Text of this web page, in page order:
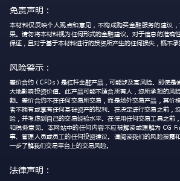
免责声明：
本材料仅反映个人观点和意见，不构成购买金融服务的建议
果。请勿将本材料视为任何形式的金融建议。对于信息的准确
保证，且对于基于本材料进行的投资所产生的任何损失，概不承
风险警示：
差价合约（CFDs）是杠杆金融产品，可能涉及高风险。即使是
大地影响投资价值。此产品可能不适合所有人，您所承担的风
额。差价合约不在任何交易所交易，而是场外交易产品，其价
者不拥有或享有任何基础资产的权利。在决定进行交易之前，
险，并考虑到自己的交易经验水平。在使用任何交易工具之前
和税务意见。本网站中的任何内容不应被解读或理解为 CG
事、管理人员或员工的任何投资建议。请阅读我们的风险披露
一步了解我们交易平台上的交易风险。
法律声明：